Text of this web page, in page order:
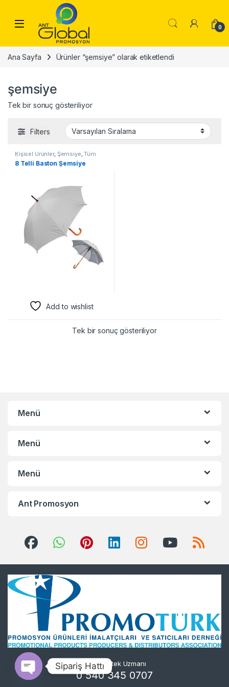
Skip to navigation
0
Ana Sayfa Ürünler “şemsiye” olarak etiketlendi
şemsiye
Tek bir sonuç gösteriliyor
Filters
Kişisel Ürünler, Şemsiye,Tüm
Ürünler
8 Telli Baston Şemsiye
Add to wishlist
Tek bir sonuç gösteriliyor
Menü
Menü
Menü
Ant Promosyon
7/24 Destek Uzmanı
0 540 345 0707
Sipariş Hattı